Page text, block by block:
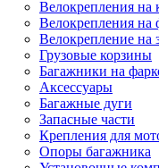
Велокрепления
Велокрепления на
Велокрепление на
Грузовые корзины
Багажники на
Аксессуары
Багажные дуги
Запасные части
Крепления для
Опоры багажника